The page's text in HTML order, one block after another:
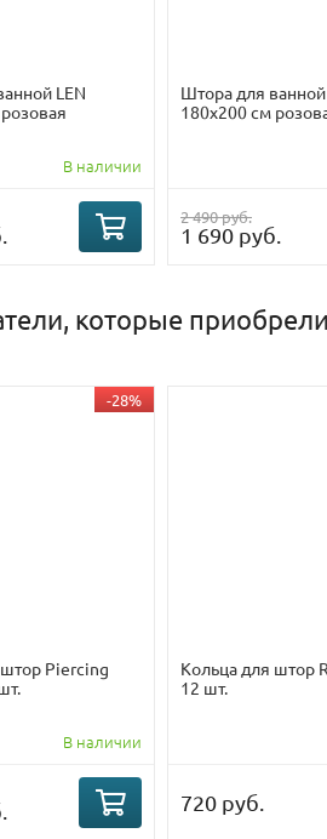
LEN
В наличии
Штора для ванной
180х200 см
2 490 руб.
1 690 руб.
которые
-28%
Piercing
В наличии
Кольца для штор
12 шт.
720 руб.